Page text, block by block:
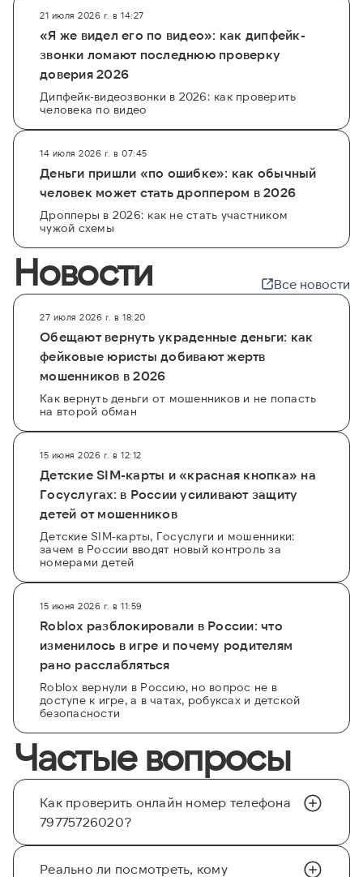
21 июля 2026 г. в 14:27
«Я же видел его по видео»: как дипфейк-
звонки ломают последнюю проверку
доверия 2026
Дипфейк-видеозвонки в 2026: как проверить
человека по видео
14 июля 2026 г. в 07:45
Деньги пришли «по ошибке»: как обычный
человек может стать дроппером в 2026
Дропперы в 2026: как не стать участником
чужой схемы
Новости Все новости
27 июля 2026 г. в 18:20
Обещают вернуть украденные деньги: как
фейковые юристы добивают жертв
мошенников в 2026
Как вернуть деньги от мошенников и не попасть
на второй обман
15 июня 2026 г. в 12:12
Детские SIM-карты и «красная кнопка» на
Госуслугах: в России усиливают защиту
детей от мошенников
Детские SIM-карты, Госуслуги и мошенники:
зачем в России вводят новый контроль за
номерами детей
15 июня 2026 г. в 11:59
Roblox разблокировали в России: что
изменилось в игре и почему родителям
рано расслабляться
Roblox вернули в Россию, но вопрос не в
доступе к игре, а в чатах, робуксах и детской
безопасности
Частые вопросы
Как проверить онлайн номер телефона
79775726020?
Реально ли посмотреть, кому